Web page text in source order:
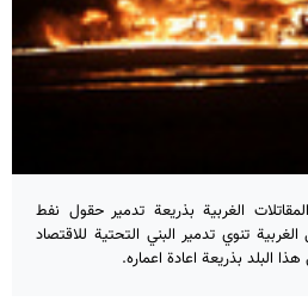
الغربية بذريعة تدمير حقول نفط
تنوي تدمير البني التحتية للاقتصاد
البلد بذريعة اعادة اعماره.